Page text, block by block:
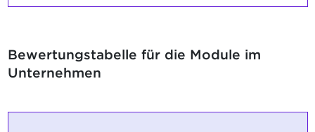
Bewertungstabelle für die Module im
Unternehmen